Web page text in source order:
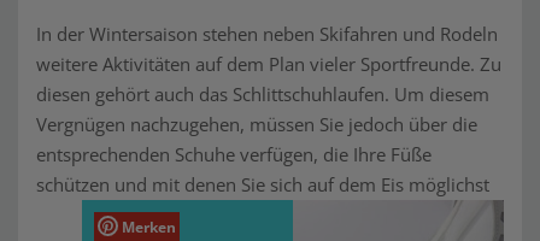
In der Wintersaison stehen neben Skifahren und Rodeln
weitere Aktivitäten auf dem Plan vieler Sportfreunde. Zu
diesen gehört auch das Schlittschuhlaufen. Um diesem
Vergnügen nachzugehen, müssen Sie jedoch über die
entsprechenden Schuhe verfügen, die Ihre Füße
schützen und mit denen Sie sich auf dem Eis möglichst
Merken